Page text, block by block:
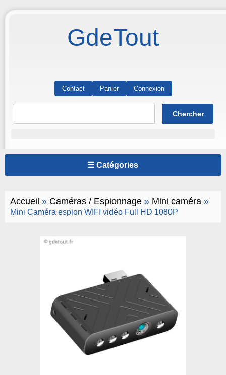
GdeTout
Contact Panier Connexion
☰ Catégories
Accueil » Caméras / Espionnage» Mini caméra»
Mini Caméra espion WIFI vidéo Full HD 1080P